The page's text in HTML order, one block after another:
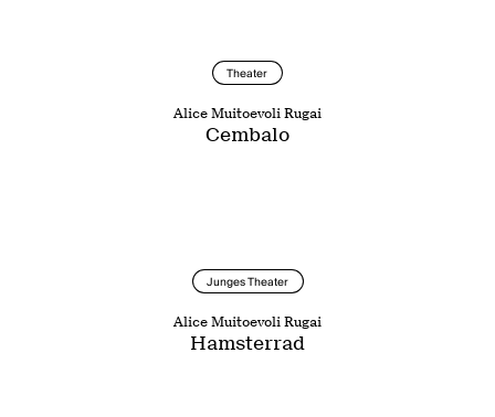
Theater
Alice Muitoevoli Rugai
Cembalo
Junges Theater
Alice Muitoevoli Rugai
Hamsterrad